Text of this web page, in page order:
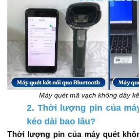
Máy quét mã vạch không dây
2. Thời lượng pin của
kéo dài bao lâu?
Thời lượng pin của máy quét